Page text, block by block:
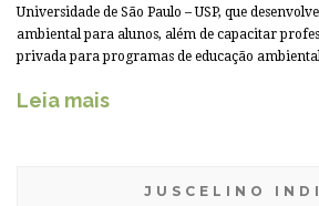
Universidade de São Paulo – USP, que
ambiental para alunos, além de capacitar
privada para programas de educação
Leia mais
JUSCELINO